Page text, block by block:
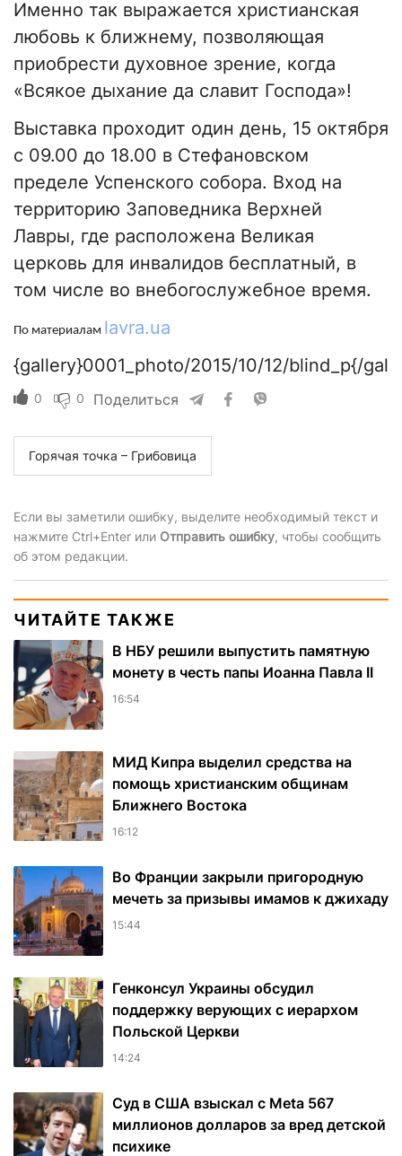
Именно так выражается христианская
любовь к ближнему, позволяющая
приобрести духовное зрение, когда
«Всякое дыхание да славит Господа»!
Выставка проходит один день, 15 октября
с 09.00 до 18.00 в Стефановском
пределе Успенского собора. Вход на
территорию Заповедника Верхней
Лавры, где расположена Великая
церковь для инвалидов бесплатный, в
том числе во внебогослужебное время.
По материалам lavra.ua
{gallery}0001_photo/2015/10/12/blind_p{/
0 0 Поделиться
Горячая точка – Грибовица
Если вы заметили ошибку, выделите необходимый текст и
нажмите Ctrl+Enter или Отправить ошибку, чтобы сообщить
об этом редакции.
ЧИТАЙТЕ ТАКЖЕ
В НБУ решили выпустить памятную
монету в честь папы Иоанна Павла II
16:54
МИД Кипра выделил средства на
помощь христианским общинам
Ближнего Востока
16:12
Во Франции закрыли пригородную
мечеть за призывы имамов к джихаду
15:44
Генконсул Украины обсудил
поддержку верующих с иерархом
Польской Церкви
14:24
Суд в США взыскал с Meta 567
миллионов долларов за вред детской
психике